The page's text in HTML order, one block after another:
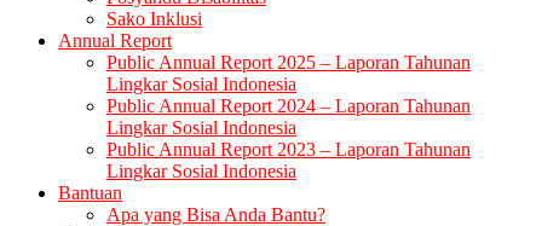
Sako Inklusi
Annual Report
Public Annual Report 2025 – Laporan Tahunan
Lingkar Sosial Indonesia
Public Annual Report 2024 – Laporan Tahunan
Lingkar Sosial Indonesia
Public Annual Report 2023 – Laporan Tahunan
Lingkar Sosial Indonesia
Bantuan
Apa yang Bisa Anda Bantu?